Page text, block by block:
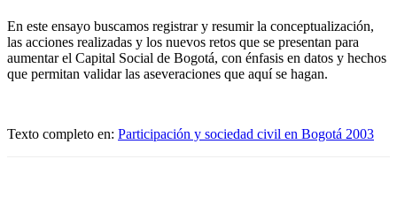
En este ensayo buscamos registrar y resumir la conceptualización,
las acciones realizadas y los nuevos retos que se presentan para
aumentar el Capital Social de Bogotá, con énfasis en datos y hechos
que permitan validar las aseveraciones que aquí se hagan.
Texto completo en: Participación y sociedad civil en Bogotá 2003